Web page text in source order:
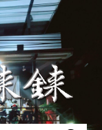
車身標誌 / 貼紙